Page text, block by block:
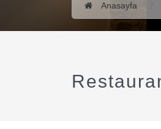
İLETIŞIM
SÜRDÜRÜLEBILIRLIK
Anasayfa